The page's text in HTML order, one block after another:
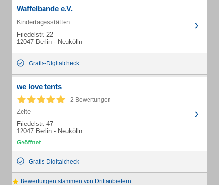
Waffelbande e.V.
Kindertagesstätten
Friedelstr. 22
12047 Berlin - Neukölln
Gratis-Digitalcheck
we love tents
2 Bewertungen
Zelte
Friedelstr. 47
12047 Berlin - Neukölln
Gratis-Digitalcheck
Bewertungen stammen von Drittanbietern